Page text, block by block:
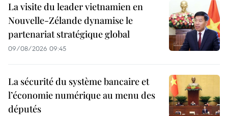
La visite du leader vietnamien en
Nouvelle-Zélande dynamise le
partenariat stratégique global
09/08/2026 09:45
La sécurité du système bancaire et
l’économie numérique au menu des
députés